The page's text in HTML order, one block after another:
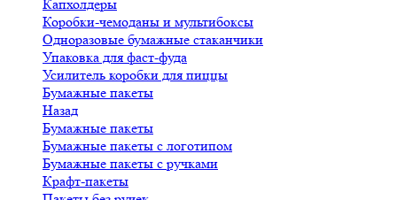
Капхолдеры
Коробки-чемоданы и мультибоксы
Одноразовые бумажные стаканчики
Упаковка для фаст-фуда
Усилитель коробки для пиццы
Бумажные пакеты
Назад
Бумажные пакеты
Бумажные пакеты с логотипом
Бумажные пакеты с ручками
Крафт-пакеты